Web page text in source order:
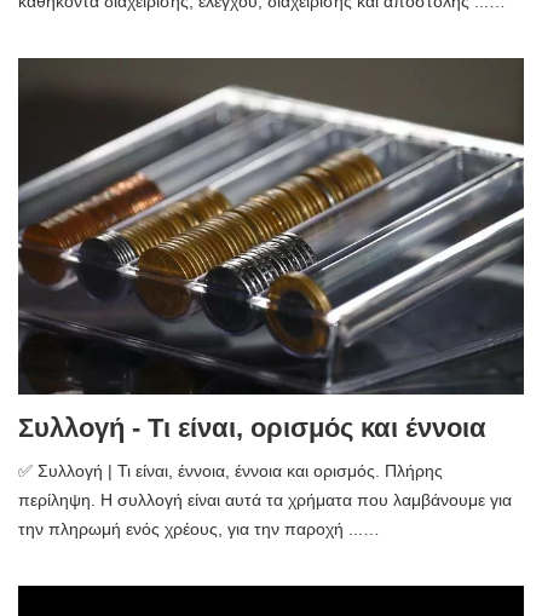
Συλλογή - Τι είναι, ορισμός και έννοια
✅ Συλλογή | Τι είναι, έννοια, έννοια και ορισμός. Πλήρης
περίληψη. Η συλλογή είναι αυτά τα χρήματα που λαμβάνουμε για
την πληρωμή ενός χρέους, για την παροχή ...…